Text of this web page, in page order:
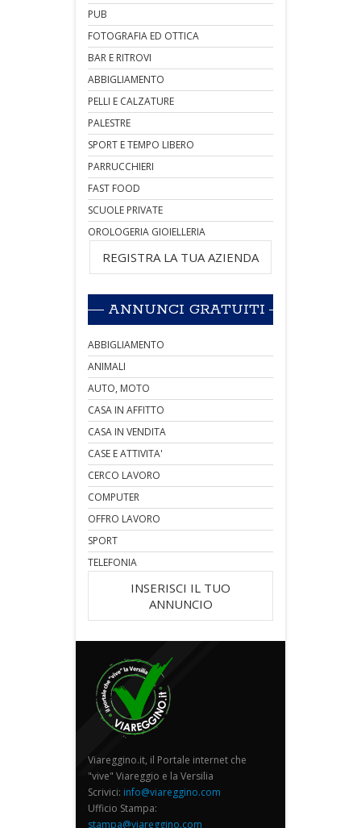
PUB
FOTOGRAFIA ED OTTICA
BAR E RITROVI
ABBIGLIAMENTO
PELLI E CALZATURE
PALESTRE
SPORT E TEMPO LIBERO
PARRUCCHIERI
FAST FOOD
SCUOLE PRIVATE
OROLOGERIA GIOIELLERIA
REGISTRA LA TUA AZIENDA
ANNUNCI GRATUITI
ABBIGLIAMENTO
ANIMALI
AUTO, MOTO
CASA IN AFFITTO
CASA IN VENDITA
CASE E ATTIVITA'
CERCO LAVORO
COMPUTER
OFFRO LAVORO
SPORT
TELEFONIA
INSERISCI IL TUO
ANNUNCIO
Viareggino.it, il Portale internet che
"vive" Viareggio e la Versilia
Scrivici: info@viareggino.com
Ufficio Stampa:
stampa@viareggino.com